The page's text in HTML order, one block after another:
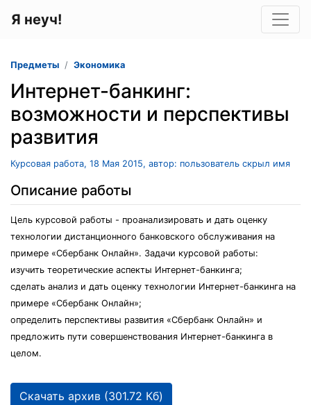
Я неуч!
Предметы Экономика
Интернет-банкинг:
возможности и перспективы
развития
Курсовая работа, 18 Мая 2015, автор: пользователь скрыл имя
Описание работы
Цель курсовой работы - проанализировать и дать оценку
технологии дистанционного банковского обслуживания на
примере «Сбербанк Онлайн». Задачи курсовой работы:
изучить теоретические аспекты Интернет-банкинга;
сделать анализ и дать оценку технологии Интернет-банкинга на
примере «Сбербанк Онлайн»;
определить перспективы развития «Сбербанк Онлайн» и
предложить пути совершенствования Интернет-банкинга в
целом.
Скачать архив (301.72 Кб)